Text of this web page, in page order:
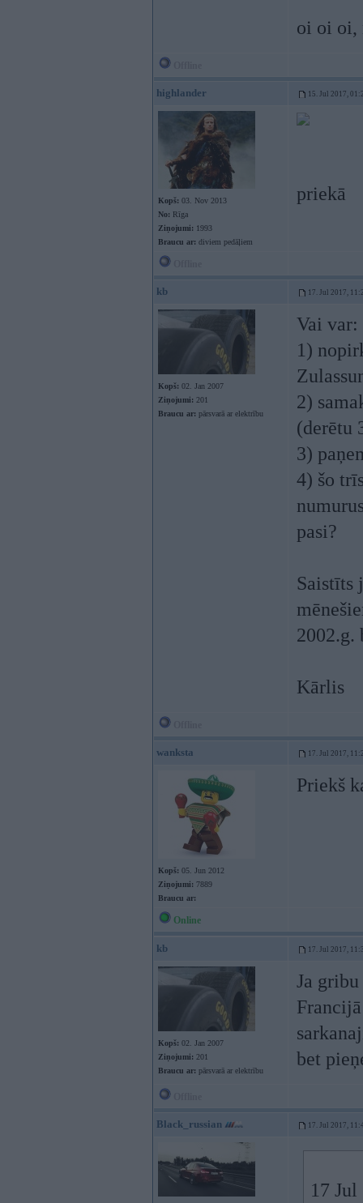
oi oi oi,
highlander 15. Jul 2017,
Kopš: 03. Nov 2013
No: Rīga
Ziņojumi: 1993
Braucu ar: diviem pedāļiem
priekā
kb 17. Jul 2017,
Kopš: 02. Jan 2007
Ziņojumi: 201
Braucu ar: pārsvarā ar elektrību
Vai var:
1)
2)
(derētu
3)
4) šo
pasi?
Saistīts
2002.g.
Kārlis
wanksta 17. Jul 2017,
Kopš: 05. Jun 2012
Ziņojumi: 7889
Braucu ar:
Priekš
Online
kb 17. Jul 2017,
Kopš: 02. Jan 2007
Ziņojumi: 201
Braucu ar: pārsvarā ar elektrību
Ja
bet
Black_russian 17. Jul 2017,
17